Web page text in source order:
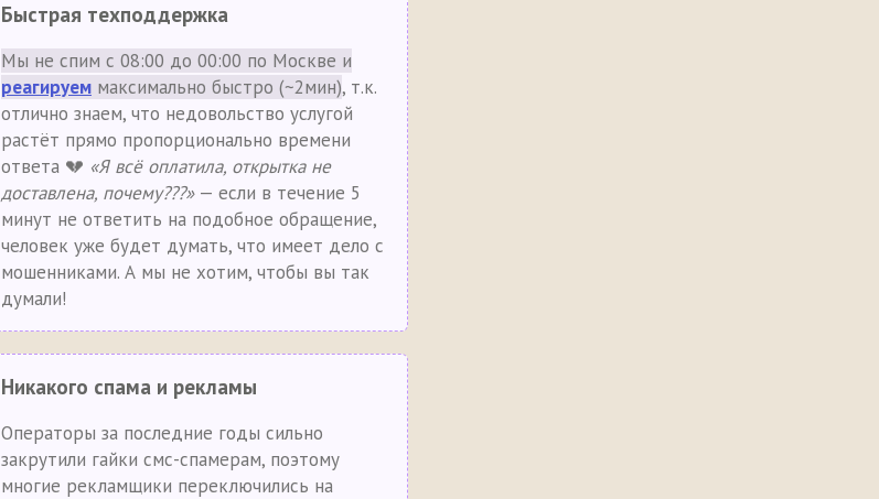
Быстрая техподдержка
Мы не спим с 08:00 до 00:00 по Москве и
реагируем максимально быстро (~2мин), т.к.
отлично знаем, что недовольство услугой
растёт прямо пропорционально времени
ответа 💔 «Я всё оплатила, открытка не
доставлена, почему???»— если в течение 5
минут не ответить на подобное обращение,
человек уже будет думать, что имеет дело с
мошенниками. А мы не хотим, чтобы вы так
думали!
Никакого спама и рекламы
Операторы за последние годы сильно
закрутили гайки смс-спамерам, поэтому
многие рекламщики переключились на